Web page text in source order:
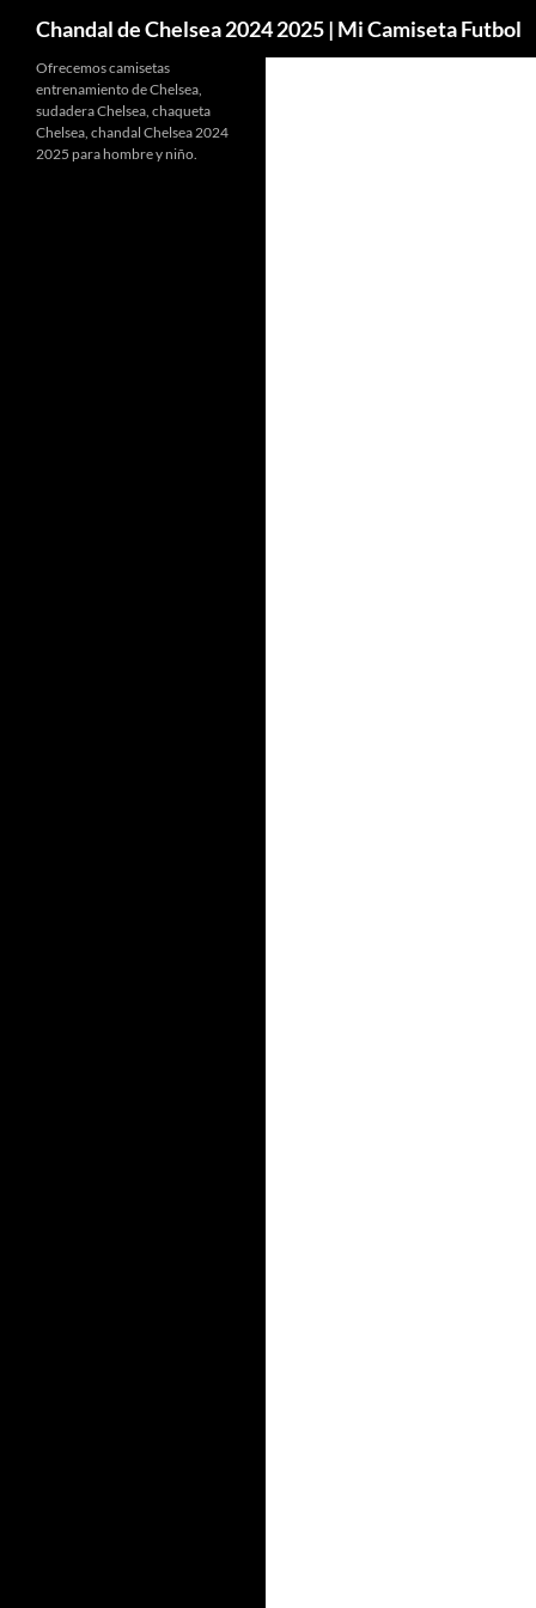
Chandal de Chelsea 2024 2025 | Mi Camiseta Futbol
Ofrecemos camisetas
entrenamiento de Chelsea,
sudadera Chelsea, chaqueta
Chelsea, chandal Chelsea 2024
2025 para hombre y niño.